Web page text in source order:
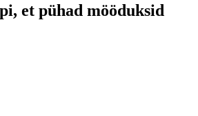
et pühad mööduksid